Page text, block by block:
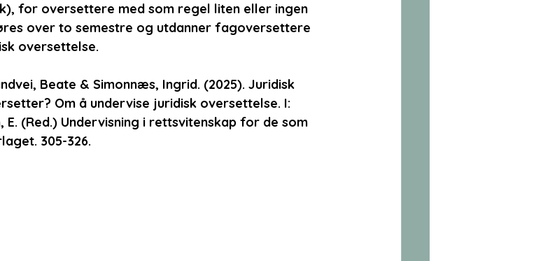
for oversettere med som regel liten eller ingen
over to semestre og utdanner fagoversettere
oversettelse.
Beate & Simonnæs, Ingrid. (2025). Juridisk
Om å undervise juridisk oversettelse. I:
E. (Red.) Undervisning i rettsvitenskap for de som
305-326.